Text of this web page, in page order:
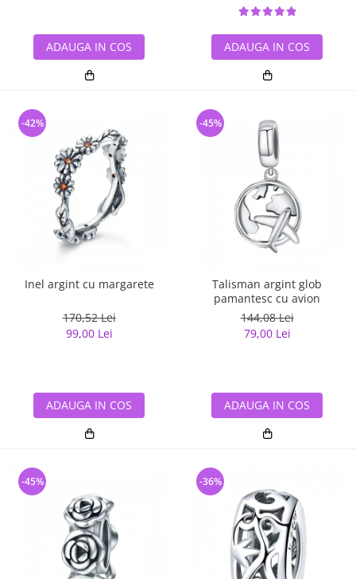
ADAUGA IN COS ADAUGA IN COS
Inel argint cu margarete
170,52 Lei
99,00 Lei
-42%
ADAUGA IN COS
Talisman argint glob
pamantesc cu avion
144,08 Lei
79,00 Lei
-45%
ADAUGA IN COS
-45% -36%